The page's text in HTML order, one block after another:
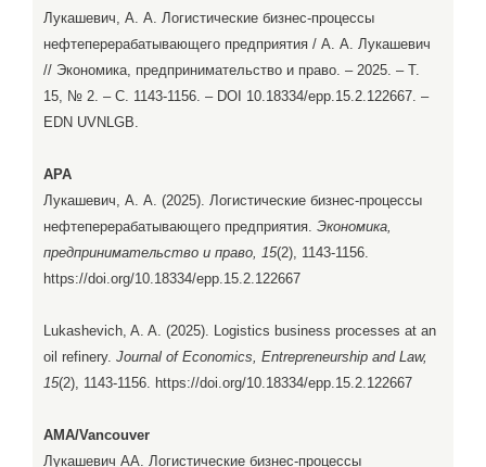
Лукашевич, А. А. Логистические бизнес-процессы
нефтеперерабатывающего предприятия / А. А. Лукашевич
// Экономика, предпринимательство и право. – 2025. – Т.
15, № 2. – С. 1143-1156. – DOI 10.18334/epp.15.2.122667. –
EDN UVNLGB.
APA
Лукашевич, А. А. (2025). Логистические бизнес-процессы
нефтеперерабатывающего предприятия. Экономика,
предпринимательство и право, 15(2), 1143-1156.
https://doi.org/10.18334/epp.15.2.122667
Lukashevich, A. A. (2025). Logistics business processes at an
oil refinery. Journal of Economics, Entrepreneurship and Law,
15(2), 1143-1156. https://doi.org/10.18334/epp.15.2.122667
AMA/Vancouver
Лукашевич АА. Логистические бизнес-процессы